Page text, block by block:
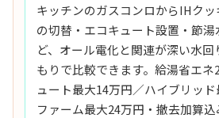
キッチンのガスコンロからIHク
の切替・エコキュート設置・節
ど、オール電化と関連が深い水
もりで比較できます。給湯省エネ
ュート最大14万円／ハイブリッ
ファーム最大24万円・撤去加算